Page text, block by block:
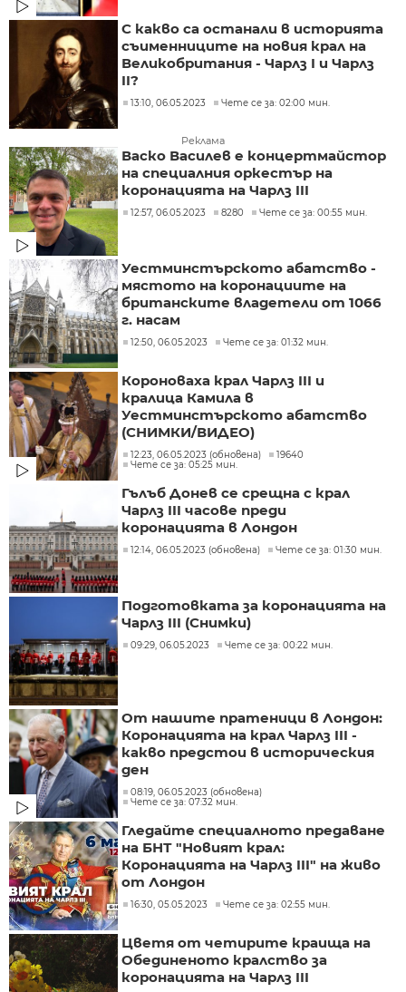
С какво са останали в историята
съименниците на новия крал на
Великобритания - Чарлз I и Чарлз
II?
13:10, 06.05.2023 Чете се за: 02:00 мин.
Реклама
Васко Василев е концертмайстор
на специалния оркестър на
коронацията на Чарлз III
12:57, 06.05.2023 8280 Чете се за: 00:55 мин.
Уестминстърското абатство -
мястото на коронациите на
британските владетели от 1066
г. насам
12:50, 06.05.2023 Чете се за: 01:32 мин.
Короноваха крал Чарлз III и
кралица Камила в
Уестминстърското абатство
(СНИМКИ/ВИДЕО)
12:23, 06.05.2023 (обновена)
19640
Чете се за: 05:25 мин.
Гълъб Донев се срещна с крал
Чарлз III часове преди
коронацията в Лондон
12:14, 06.05.2023 (обновена) Чете се за: 01:30 мин.
Подготовката за коронацията на
Чарлз III (Снимки)
09:29, 06.05.2023 Чете се за: 00:22 мин.
От нашите пратеници в Лондон:
Коронацията на крал Чарлз III -
какво предстои в историческия
ден
08:19, 06.05.2023 (обновена)
Чете се за: 07:32 мин.
Гледайте специалното предаване
на БНТ "Новият крал:
Коронацията на Чарлз III" на живо
от Лондон
16:30, 05.05.2023 Чете се за: 02:55 мин.
Цветя от четирите краища на
Обединеното кралство за
коронацията на Чарлз III